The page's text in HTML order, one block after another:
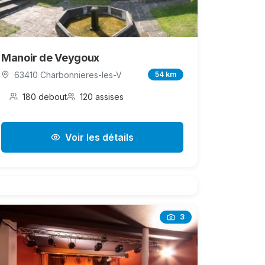
Manoir de Veygoux
63410 Charbonnieres-les-V 54 km
180 debout 120 assises
Voir les détails
3